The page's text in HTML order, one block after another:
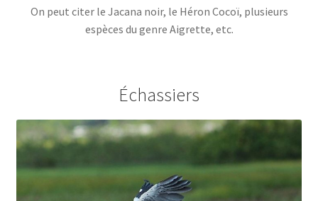
On peut citer le Jacana noir, le Héron Cocoï, plusieurs
espèces du genre Aigrette, etc.
Échassiers